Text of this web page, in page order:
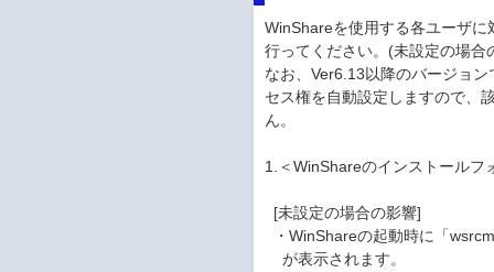
WinShareを使用する各ユーザ
行ってください。(未設定の場
なお、Ver6.13以降のバージョ
セス権を自動設定しますので、
ん。
1.＜WinShareのインストールフ
[未設定の場合の影響]
・WinShareの起動時に「
が表示されます。